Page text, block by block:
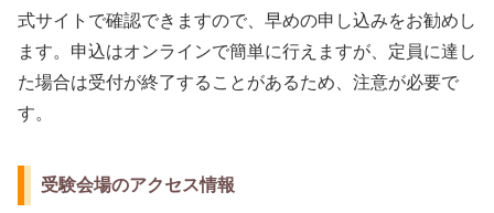
式サイトで確認できますので、早めの申し込みをお勧めし
ます。申込はオンラインで簡単に行えますが、定員に達し
た場合は受付が終了することがあるため、注意が必要で
す。
受験会場のアクセス情報